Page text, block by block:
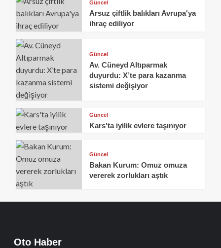
Güncel
Arsuz çiftlik balıkları Avrupa'ya
ihraç ediliyor
Güncel
Av. Cüneyd Altıparmak
duyurdu: X’te para kazanma
sistemi değişiyor
Güncel
Kars'ta iyilik evlere taşınıyor
Güncel
Bakan Kurum: Omuz omuza
vererek zorlukları aştık
Oto Haber